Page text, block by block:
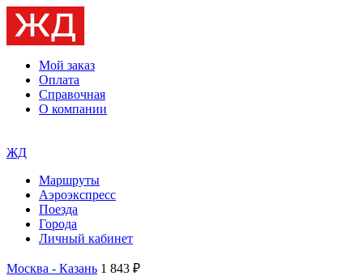
Мой заказ
Оплата
Справочная
О компании
ЖД
Маршруты
Аэроэкспресс
Поезда
Города
Личный кабинет
Москва - Казань 1 843 ₽